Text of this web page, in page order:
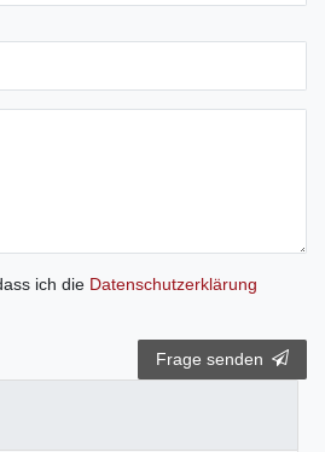
ich die Daten­schutz­erklärung
Frage senden